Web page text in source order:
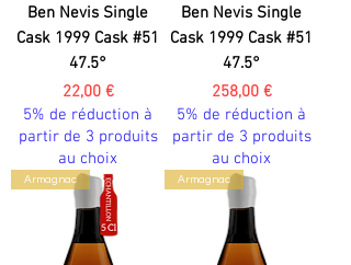
Ben Nevis Single
Cask 1999 Cask #51
47.5°
Prix
22,00 €
5% de réduction à
partir de 3 produits
au choix
Ben Nevis Single
Cask 1999 Cask #51
47.5°
Prix
258,00 €
5% de réduction à
partir de 3 produits
au choix
Armagnac Armagnac